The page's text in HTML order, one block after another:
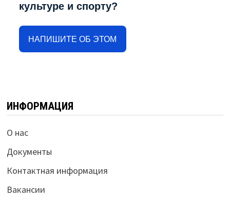
культуре и спорту?
НАПИШИТЕ ОБ ЭТОМ
ИНФОРМАЦИЯ
О нас
Документы
Контактная информация
Вакансии